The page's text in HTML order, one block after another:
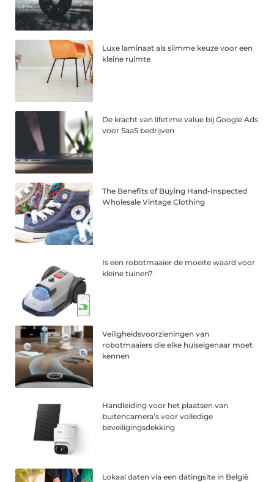
Luxe laminaat als slimme keuze voor een
kleine ruimte
De kracht van lifetime value bij Google Ads
voor SaaS bedrijven
The Benefits of Buying Hand-Inspected
Wholesale Vintage Clothing
Is een robotmaaier de moeite waard voor
kleine tuinen?
Veiligheidsvoorzieningen van
robotmaaiers die elke huiseigenaar moet
kennen
Handleiding voor het plaatsen van
buitencamera’s voor volledige
beveiligingsdekking
Lokaal daten via een datingsite in België